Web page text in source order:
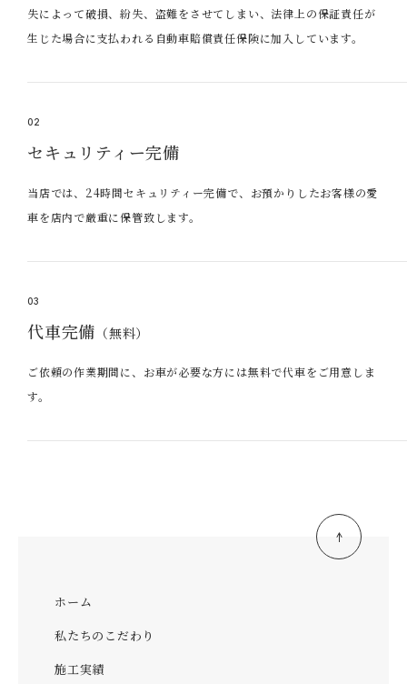
失によって破損、紛失、盗難をさせてしまい、法律上の保証責任が
生じた場合に支払われる自動車賠償責任保険に加入しています。
02
セキュリティー完備
当店では、24時間セキュリティー完備で、お預かりしたお客様の愛
車を店内で厳重に保管致します。
03
代車完備 （無料）
ご依頼の作業期間に、お車が必要な方には無料で代車をご用意しま
す。
ホーム
私たちのこだわり
施工実績